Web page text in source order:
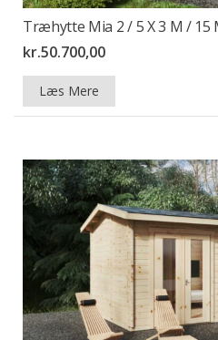
Træhytte Mia 2 / 5 X 3 M / 15
kr.50.700,00
Læs Mere